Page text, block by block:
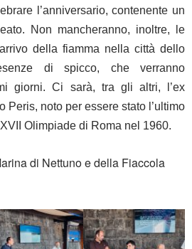
l’anniversario, contenente un
Non mancheranno, inoltre, le
della fiamma nella città dello
di spicco, che verranno
giorni. Ci sarà, tra gli altri, l’ex
Peris, noto per essere stato l’ultimo
Olimpiade di Roma nel 1960.
di Nettuno e della Fiaccola